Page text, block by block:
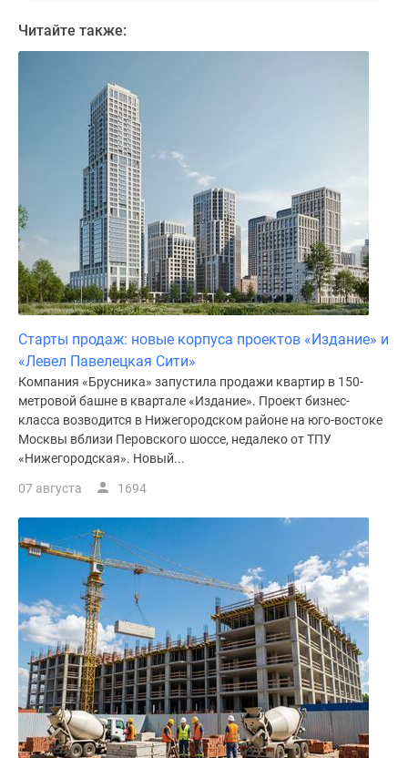
коттеджи
коттеджные
поселки
Строящиеся
коттеджные
поселки
Коттеджные
поселки
лесу
Коттеджные
поселки
Коттеджные
поселки
ипотеку
центры
Коттеджи
Скидки
акции
Макс
Читайте также:
Старты продаж: новые корпуса проектов «Издание» и
«Левел Павелецкая Сити»
Компания «Брусника» запустила продажи квартир в 150-
метровой башне в квартале «Издание». Проект бизнес-
класса возводится в Нижегородском районе на юго-востоке
Москвы вблизи Перовского шоссе, недалеко от ТПУ
«Нижегородская». Новый...
07 августа 1694